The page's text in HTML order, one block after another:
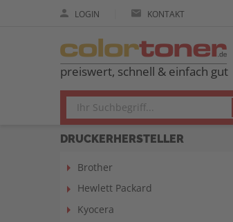
LOGIN KONTAKT
preiswert, schnell & einfach gut
DRUCKERHERSTELLER
Brother
Hewlett Packard
Kyocera